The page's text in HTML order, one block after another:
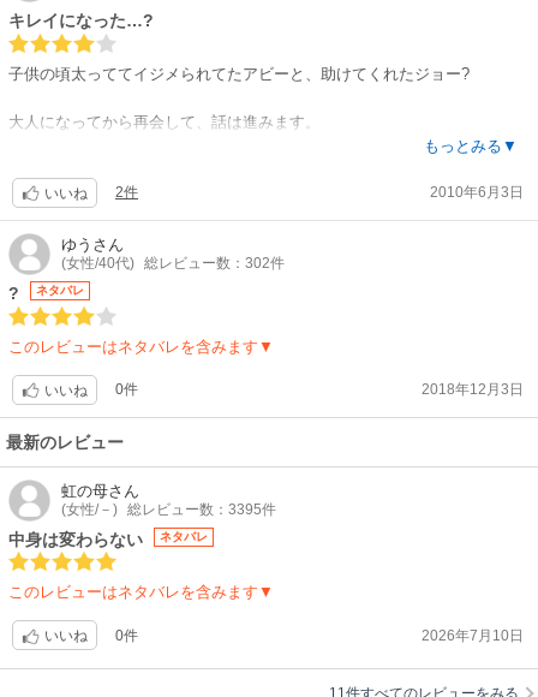
14頁目、ジョーの二度目の全身像、バランスが悪い。そこが何とも、いく
らロングショットでも、残念なコマ。
初登場時の、お遊び恋人とのキスシーンが良かっただけに、あれは勿体無
4.5と思って欲しい。
キレイになった…?
子供の頃太っててイジメられてたアビーと、助けてくれたジョー?
大人になってから再会して、話は進みます。
王道的なお話ですね?太ってたアビーが痩せてキレイに、ジョーもプレイ
絵もキレイだったし、話の内容も落ち着いて見ることが出来ました?買っ
て損なしだと思いますよ✨
もっとみる▼
いいね 2件 2010年6月3日
ゆう さん
(女性/40代) 総レビュー数：302件
? ネタバレ
このレビューはネタバレを含みます▼
いいね 0件 2018年12月3日
最新のレビュー
虹の母さん
(女性/－) 総レビュー数：3395件
中身は変わらない ネタバレ
このレビューはネタバレを含みます▼
いいね 0件 2026年7月10日